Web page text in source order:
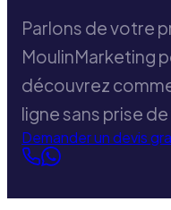
Parlons de votre
MoulinMarketing
découvrez
ligne sans prise
Demander un devis